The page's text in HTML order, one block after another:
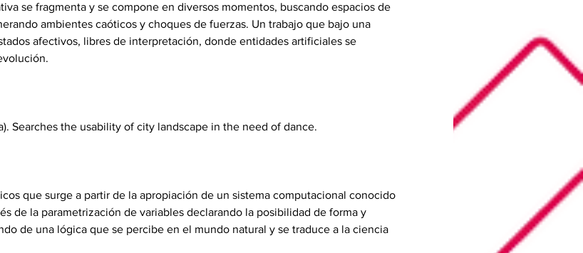
se fragmenta y se compone en diversos momentos, buscando espacios de
ambientes caóticos y choques de fuerzas. Un trabajo que bajo una
afectivos, libres de interpretación, donde entidades artificiales se
Searches the usability of city landscape in the need of dance.
que surge a partir de la apropiación de un sistema computacional conocido
de la parametrización de variables declarando la posibilidad de forma y
de una lógica que se percibe en el mundo natural y se traduce a la ciencia